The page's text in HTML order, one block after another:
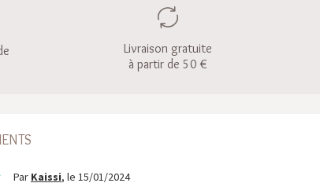
Livraison gratuite
à partir de 50 €
Par Kaissi, le 15/01/2024